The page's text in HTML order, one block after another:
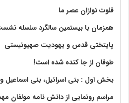
فلوت نوازان عصر ما
همزمان با بیستمین سالگرد سلسله
پایتختی قدس و یهودیت صهیونیستی
طوفان از جا کنده شده است!
بخش اول : بنی اسرائیل، بنی اسماعیل و
مراسم رونمایی از دانش نامه مولفان